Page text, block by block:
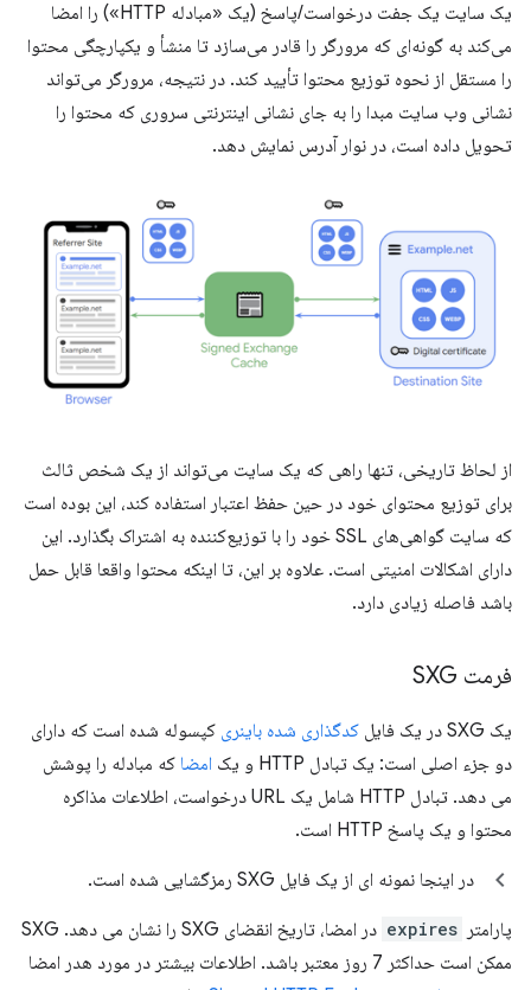
یک سایت یک جفت درخواست/پاسخ (یک «مبادله HTTP») را امضا
می‌کند به گونه‌ای که مرورگر را قادر می‌سازد تا منشأ و یکپارچگی محتوا
را مستقل از نحوه توزیع محتوا تأیید کند. در نتیجه، مرورگر می‌تواند
نشانی وب سایت مبدا را به جای نشانی اینترنتی سروری که محتوا را
تحویل داده است، در نوار آدرس نمایش دهد.
از لحاظ تاریخی، تنها راهی که یک سایت می‌تواند از یک شخص ثالث
برای توزیع محتوای خود در حین حفظ اعتبار استفاده کند، این بوده است
که سایت گواهی‌های SSL خود را با توزیع‌کننده به اشتراک بگذارد. این
دارای اشکالات امنیتی است. علاوه بر این، تا اینکه محتوا واقعا قابل حمل
باشد فاصله زیادی دارد.
فرمت SXG
یک SXG در یک فایل کدگذاری شده باینری کپسوله شده است که دارای
دو جزء اصلی است: یک تبادل HTTP و یک
امضا که مبادله را پوشش
می دهد. تبادل HTTP شامل یک URL درخواست، اطلاعات مذاکره
محتوا و یک پاسخ HTTP است.
در اینجا نمونه ای از یک فایل SXG رمزگشایی شده است.
پارامتر expires
در امضا، تاریخ انقضای SXG را نشان می دهد. SXG
ممکن است حداکثر 7 روز معتبر باشد. اطلاعات بیشتر در مورد هدر امضا